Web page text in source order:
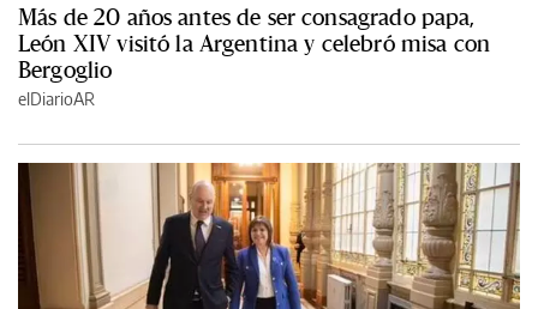
Más de 20 años antes de ser consagrado papa,
León XIV visitó la Argentina y celebró misa con
Bergoglio
elDiarioAR